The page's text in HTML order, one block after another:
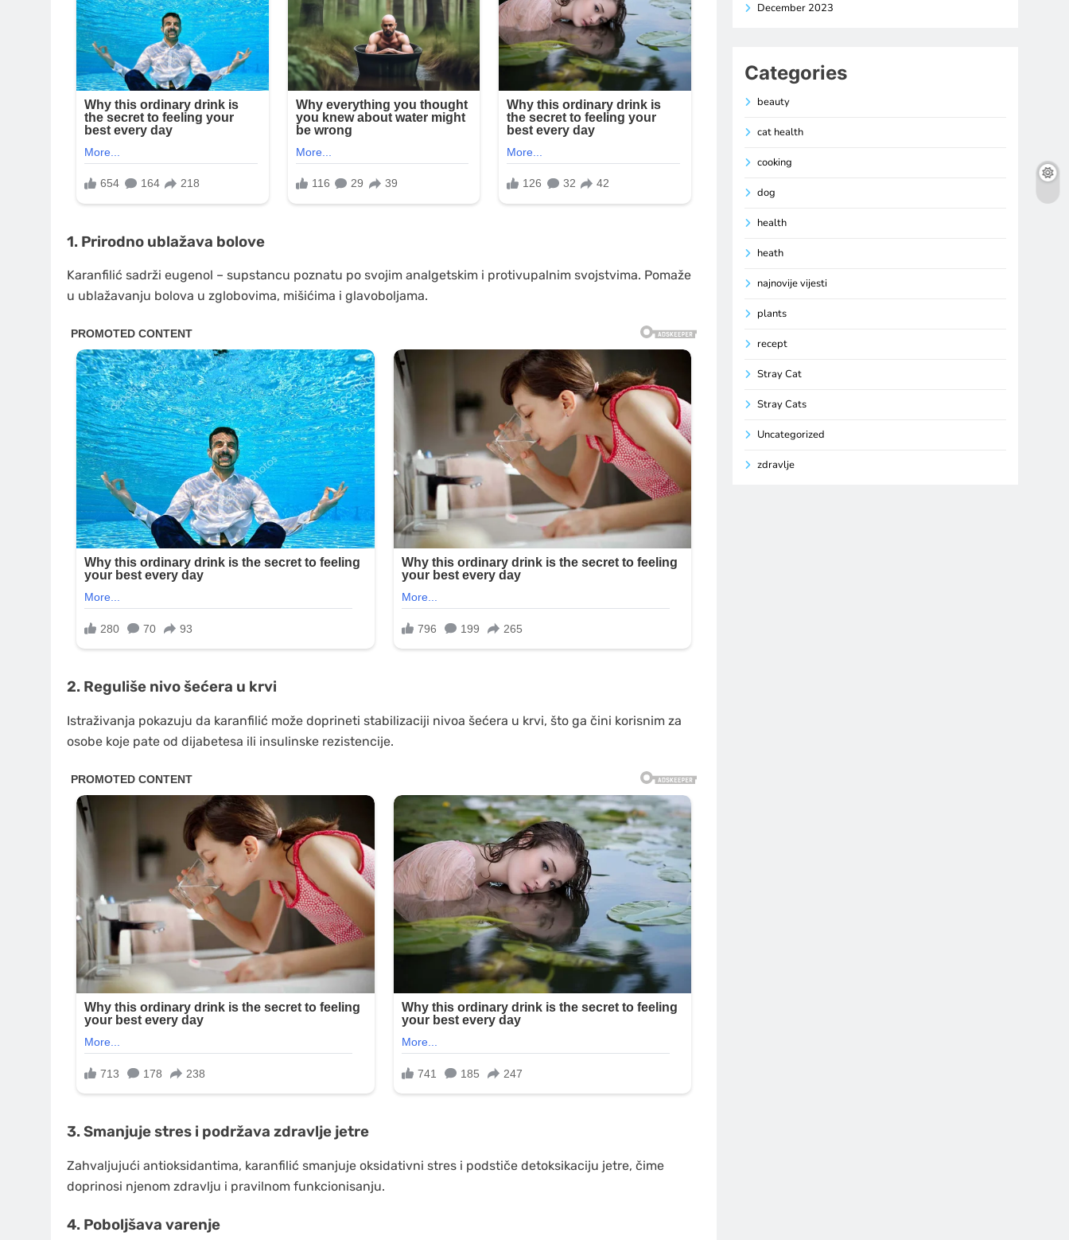
1. Prirodno ublažava bolove
Karanfilić sadrži eugenol – supstancu poznatu po svojim analgetskim i protivupalnim svojstvima. Pomaže
u ublažavanju bolova u zglobovima, mišićima i glavoboljama.
2. Reguliše nivo šećera u krvi
Istraživanja pokazuju da karanfilić može doprineti stabilizaciji nivoa šećera u krvi, što ga čini korisnim za
osobe koje pate od dijabetesa ili insulinske rezistencije.
3. Smanjuje stres i podržava zdravlje jetre
Zahvaljujući antioksidantima, karanfilić smanjuje oksidativni stres i podstiče detoksikaciju jetre, čime
doprinosi njenom zdravlju i pravilnom funkcionisanju.
4. Poboljšava varenje
December 2023
Categories
beauty
cat health
cooking
dog
health
heath
najnovije vijesti
plants
recept
Stray Cat
Stray Cats
Uncategorized
zdravlje